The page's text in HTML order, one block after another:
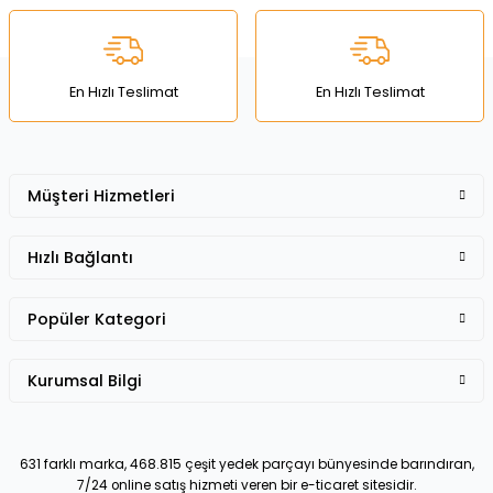
Ürün fiyatı diğer sitelerden daha pahalı.
Bu ürüne benzer farklı alternatifler olmalı.
En Hızlı Teslimat En Hızlı Teslimat
631 farklı marka, 468.815 çeşit yedek parçayı bünyesinde barındıran,
7/24 online satış hizmeti veren bir e-ticaret sitesidir.
Müşteri Hizmetleri
Hızlı Bağlantı
Popüler Kategori
Kurumsal Bilgi